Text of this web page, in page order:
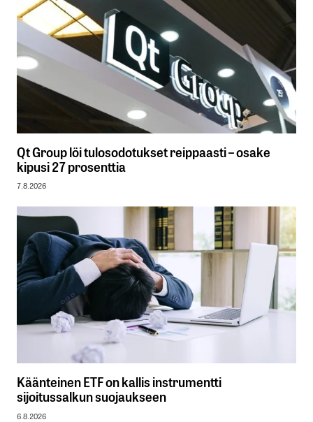
Qt Group löi tulosodotukset reippaasti – osake
kipusi 27 prosenttia
7.8.2026
Käänteinen ETF on kallis instrumentti
sijoitussalkun suojaukseen
6.8.2026